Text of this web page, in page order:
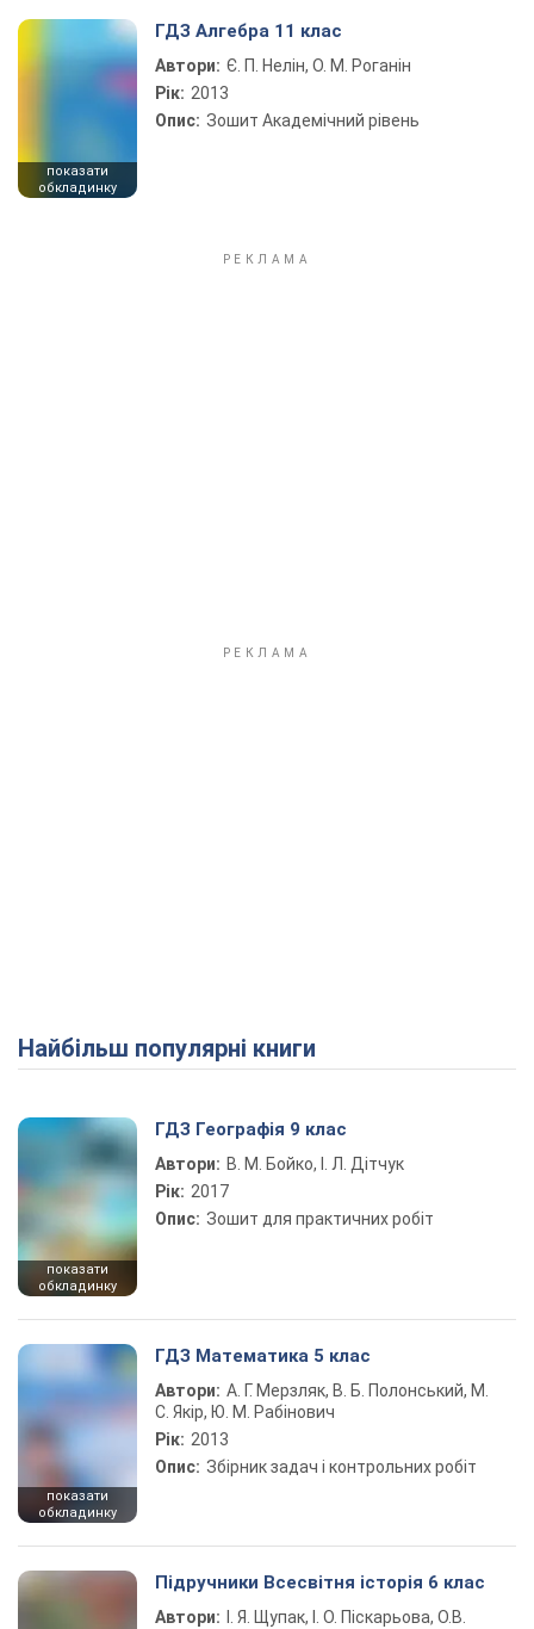
показати
обкладинку
ГДЗ Алгебра 11 клас
Автори: Є. П. Нелін, О. М. Роганін
Рік: 2013
Опис: Зошит Академічний рівень
Найбільш популярні книги
показати
обкладинку
ГДЗ Географія 9 клас
Автори: В. М. Бойко, І. Л. Дітчук
Рік: 2017
Опис: Зошит для практичних робіт
показати
обкладинку
ГДЗ Математика 5 клас
Автори: А. Г. Мерзляк, В. Б. Полонський, М.
С. Якір, Ю. М. Рабінович
Рік: 2013
Опис: Збірник задач і контрольних робіт
Підручники Всесвітня історія 6 клас
Автори: І. Я. Щупак, І. О. Піскарьова, О.В.